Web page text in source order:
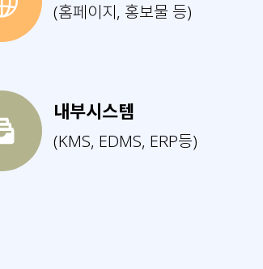
(홈페이지, 홍보물 등)
내부시스템
(KMS, EDMS, ERP등)